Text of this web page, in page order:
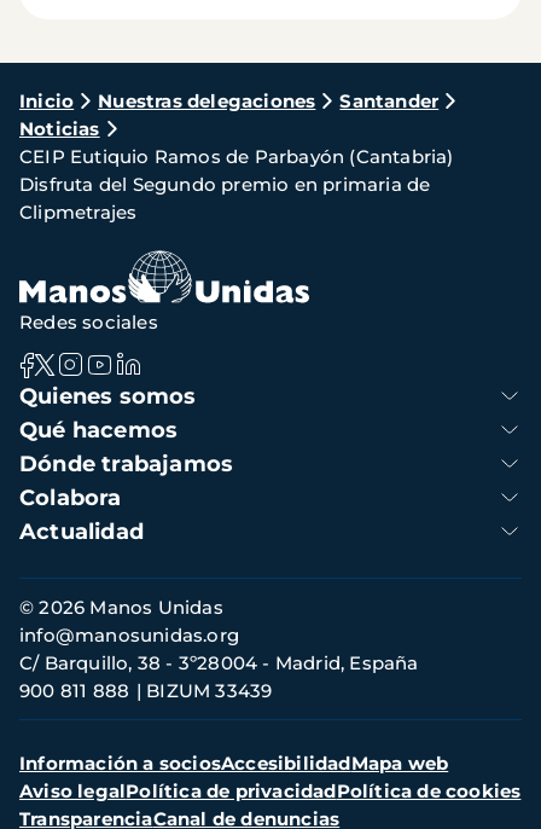
Ruta
de
navegación
Inicio Nuestras delegaciones
Santander
Noticias
CEIP Eutiquio Ramos de Parbayón (Cantabria)
Disfruta del Segundo premio en primaria de
Clipmetrajes
Navegación
principal
Quienes somos
Qué hacemos
Dónde trabajamos
Colabora
Actualidad
Redes sociales
Información
de
contacto
© 2026 Manos Unidas
C/ Barquillo, 38 - 3º28004 - Madrid, España
900 811 888
BIZUM 33439
info@manosunidas.org
Menú
secundario
Información a sociosAccesibilidadMapa web
Aviso legalPolítica de privacidadPolítica de cookies
TransparenciaCanal de denuncias